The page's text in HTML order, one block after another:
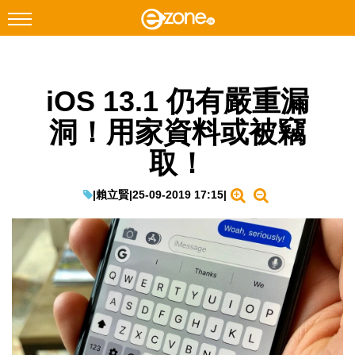
Facebook Instagram
科技焦點
教學評測
EduTech
IT Times
生成式AI與雲端應用
Enterprise Digital Transformation
iOS 13.1 仍有嚴重漏
洞！用家資料或被竊
取！
|賴立賢|25-09-2019 17:15|